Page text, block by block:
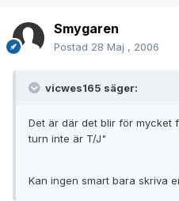
Smygaren
Postad 28 Maj , 2006
vicwes165 säger:
Det är där det blir för mycket
turn inte är T/J"
Kan ingen smart bara skriva